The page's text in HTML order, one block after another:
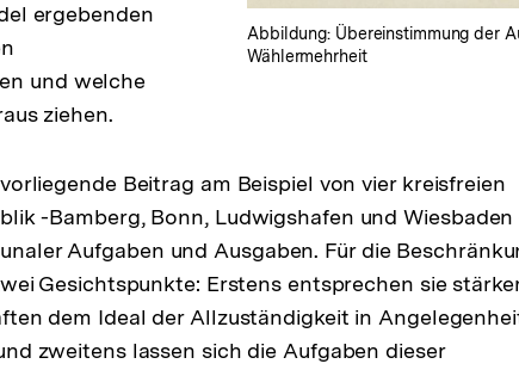
Abbildung: Übereinstimmung der
Wählermehrheit
ergebenden
und welche
ziehen.
Beitrag am Beispiel von vier kreisfreien
-Bamberg, Bonn, Ludwigshafen und Wiesbaden
Aufgaben und Ausgaben. Für die
Gesichtspunkte: Erstens entsprechen sie
dem Ideal der Allzuständigkeit in
zweitens lassen sich die Aufgaben dieser